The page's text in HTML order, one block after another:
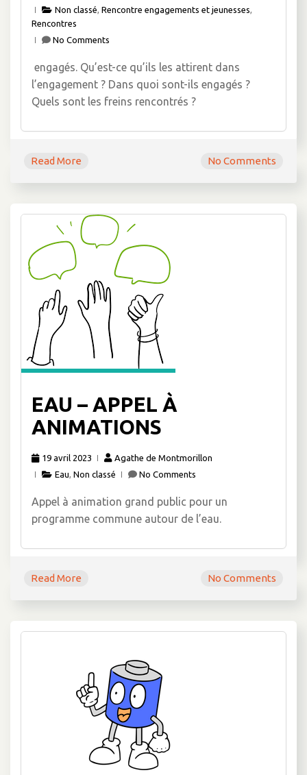
Non classé, Rencontre engagements et jeunesses,
Rencontres
No Comments
engagés. Qu’est-ce qu’ils les attirent dans
l’engagement ? Dans quoi sont-ils engagés ?
Quels sont les freins rencontrés ?
Read More No Comments
EAU – APPEL À
ANIMATIONS
19 avril 2023
Agathe de Montmorillon
Eau, Non classé No Comments
Appel à animation grand public pour un
programme commune autour de l’eau.
Read More No Comments